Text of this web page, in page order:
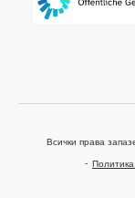
Всички права
Политика